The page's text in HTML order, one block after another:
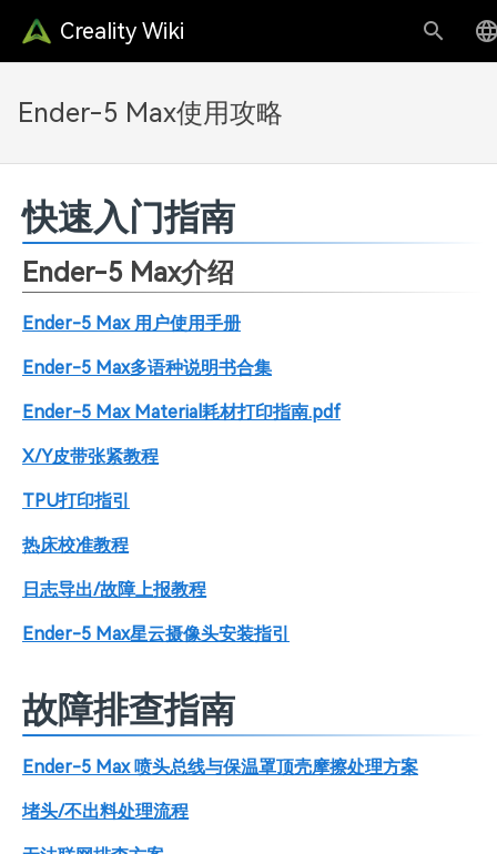
Creality Wiki
Ender-5 Max使用攻略
快速入门指南
Ender-5 Max介绍
Ender-5 Max 用户使用手册
Ender-5 Max多语种说明书合集
Ender-5 Max Material耗材打印指南.pdf
X/Y皮带张紧教程
TPU打印指引
热床校准教程
日志导出/故障上报教程
Ender-5 Max星云摄像头安装指引
故障排查指南
Ender-5 Max 喷头总线与保温罩顶壳摩擦处理方案
堵头/不出料处理流程